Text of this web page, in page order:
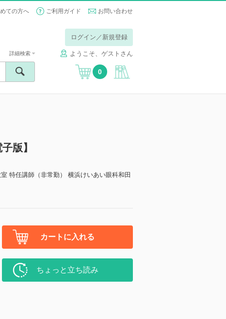
ての方へ ご利用ガイド お問い合わせ
ログイン／新規登録
ようこそ、ゲストさん
詳細検索
0
版】
特任講師（非常勤） 横浜けいあい眼科和田
カートに入れる
ちょっと立ち読み